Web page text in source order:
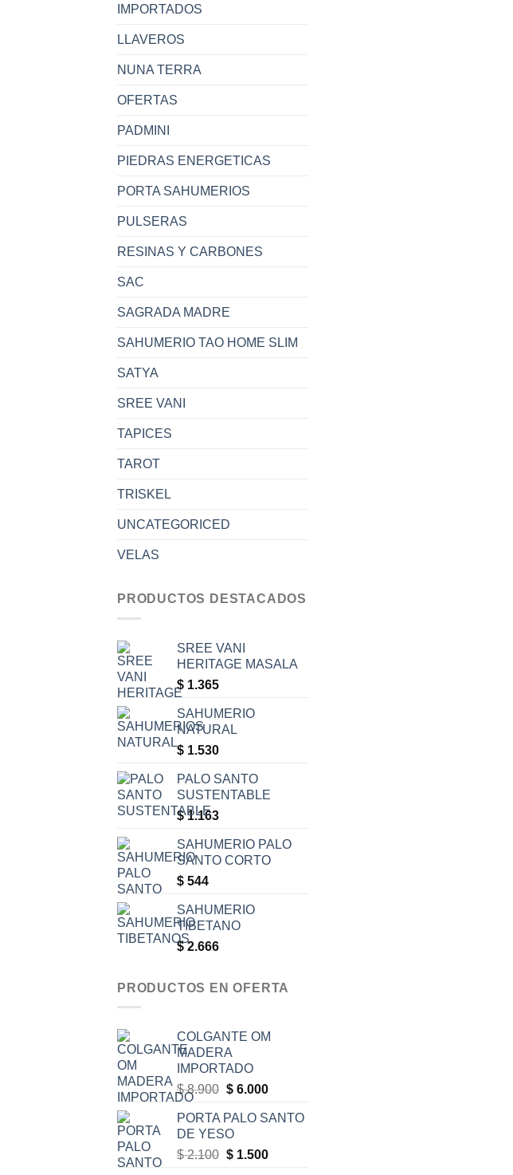
IMPORTADOS
LLAVEROS
NUNA TERRA
OFERTAS
PADMINI
PIEDRAS ENERGETICAS
PORTA SAHUMERIOS
PULSERAS
RESINAS Y CARBONES
SAC
SAGRADA MADRE
SAHUMERIO TAO HOME SLIM
SATYA
SREE VANI
TAPICES
TAROT
TRISKEL
UNCATEGORICED
VELAS
PRODUCTOS DESTACADOS
SREE VANI
HERITAGE MASALA
$ 1.365
SAHUMERIO
NATURAL
$ 1.530
PALO SANTO
SUSTENTABLE
$1.163
SAHUMERIO PALO
SANTO CORTO
$ 544
SAHUMERIO
TIBETANO
$2.666
PRODUCTOS EN OFERTA
COLGANTE OM
MADERA
IMPORTADO
$8.900 Original
was:
$ 8.900.
$6.000Current
is:
PORTA PALO SANTO
DE YESO
$2.100 Original
$1.500Current